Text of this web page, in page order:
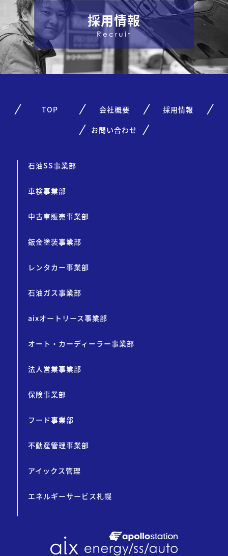
採用情報
Recruit
TOP 会社概要
採用情報
お問い合わせ
石油SS事業部
車検事業部
中古車販売事業部
鈑金塗装事業部
レンタカー事業部
石油ガス事業部
aixオートリース事業部
オート・カーディーラー事業部
法人営業事業部
保険事業部
フード事業部
不動産管理事業部
アイックス管理
エネルギーサービス札幌